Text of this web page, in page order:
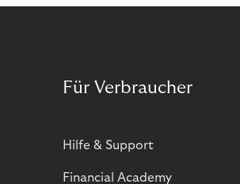
Für Verbraucher
Hilfe & Support
Financial Academy